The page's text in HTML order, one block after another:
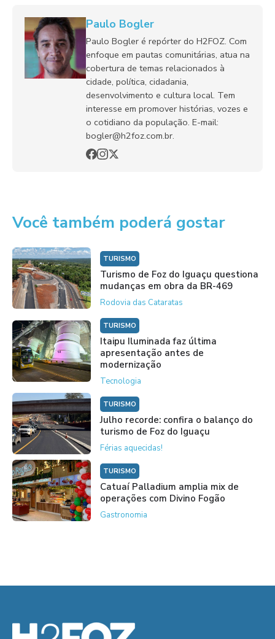
Paulo Bogler
Paulo Bogler é repórter do H2FOZ. Com
enfoque em pautas comunitárias, atua na
cobertura de temas relacionados à
cidade, política, cidadania,
desenvolvimento e cultura local. Tem
interesse em promover histórias, vozes e
o cotidiano da população. E-mail:
bogler@h2foz.com.br.
Você também poderá gostar
TURISMO
Turismo de Foz do Iguaçu questiona
mudanças em obra da BR-469
Rodovia das Cataratas
TURISMO
Itaipu Iluminada faz última
apresentação antes de
modernização
Tecnologia
TURISMO
Julho recorde: confira o balanço do
turismo de Foz do Iguaçu
Férias aquecidas!
TURISMO
Catuaí Palladium amplia mix de
operações com Divino Fogão
Gastronomia